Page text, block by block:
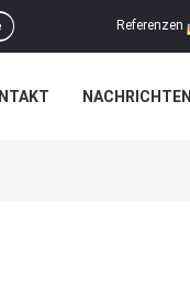
Referenzen
NACHRICHTEN